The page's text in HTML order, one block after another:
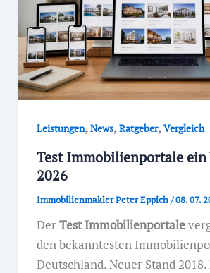
Leistungen,News,Ratgeber,Vergleich
Test Immobilienportale ein
2026
Immobilienmakler Peter Eppich/08. 07.
DerTest Immobilienportale
den bekanntesten
Deutschland. Neuer Stand 2018.